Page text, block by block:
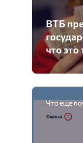
ВТБ
что
Что еще